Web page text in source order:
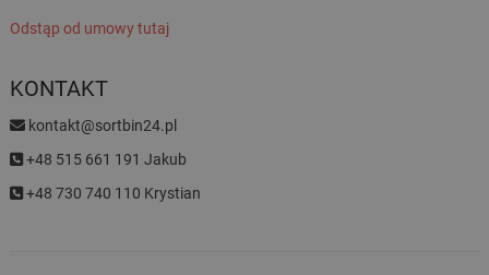
Odstąp od umowy tutaj
KONTAKT
kontakt@sortbin24.pl
+48 515 661 191 Jakub
+48 730 740 110 Krystian